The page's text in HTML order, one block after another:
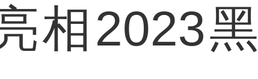
相2023